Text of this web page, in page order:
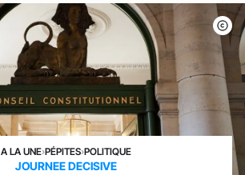
A LA UNE›PÉPITES›POLITIQUE
JOURNEE DECISIVE